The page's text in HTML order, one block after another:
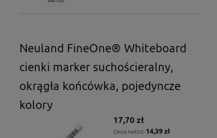
Neuland FineOne® Whiteboard
cienki marker suchościeralny,
okrągła końcówka, pojedyncze
kolory
17,70 zł
Cena netto: 14,39 zł